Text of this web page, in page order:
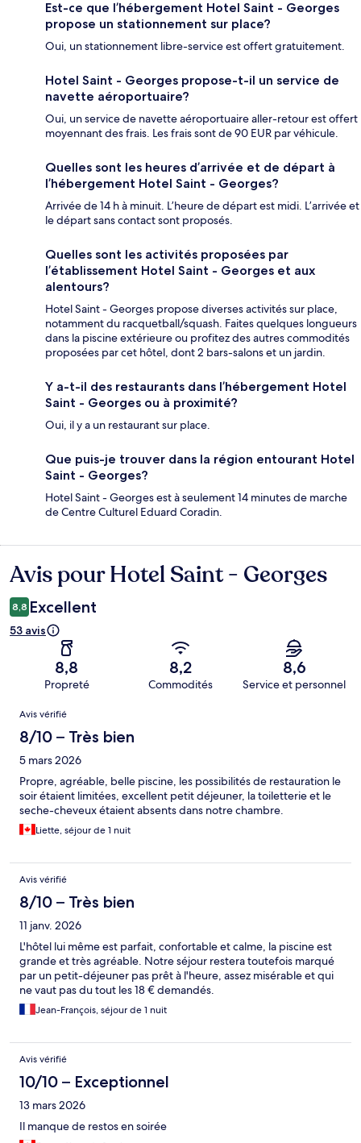
Est-ce que l’hébergement Hotel Saint - Georges
propose un stationnement sur place?
Oui, un stationnement libre-service est offert gratuitement.
Hotel Saint - Georges propose-t-il un service de
navette aéroportuaire?
Oui, un service de navette aéroportuaire aller-retour est offert
moyennant des frais. Les frais sont de 90 EUR par véhicule.
Quelles sont les heures d’arrivée et de départ à
l’hébergement Hotel Saint - Georges?
Arrivée de 14 h à minuit. L’heure de départ est midi. L’arrivée et
le départ sans contact sont proposés.
Quelles sont les activités proposées par
l’établissement Hotel Saint - Georges et aux
alentours?
Hotel Saint - Georges propose diverses activités sur place,
notamment du racquetball/squash. Faites quelques longueurs
dans la piscine extérieure ou profitez des autres commodités
proposées par cet hôtel, dont 2 bars-salons et un jardin.
Y a-t-il des restaurants dans l’hébergement Hotel
Saint - Georges ou à proximité?
Oui, il y a un restaurant sur place.
Que puis-je trouver dans la région entourant Hotel
Saint - Georges?
Hotel Saint - Georges est à seulement 14 minutes de marche
de Centre Culturel Eduard Coradin.
Avis
Avis pour Hotel Saint - Georges
8,8 Excellent
53 avis
8,8
Propreté
8,2
Commodités
8,6
Service et personnel
Avis
Avis vérifié
8/10 – Très bien
5 mars 2026
Propre, agréable, belle piscine, les possibilités de restauration le
soir étaient limitées, excellent petit déjeuner, la toiletterie et le
seche-cheveux étaient absents dans notre chambre.
Liette, séjour de 1 nuit
Avis vérifié
8/10 – Très bien
11 janv. 2026
L'hôtel lui même est parfait, confortable et calme, la piscine est
grande et très agréable. Notre séjour restera toutefois marqué
par un petit-déjeuner pas prêt à l'heure, assez misérable et qui
ne vaut pas du tout les 18 € demandés.
Jean-François, séjour de 1 nuit
Avis vérifié
10/10 – Exceptionnel
13 mars 2026
Il manque de restos en soirée